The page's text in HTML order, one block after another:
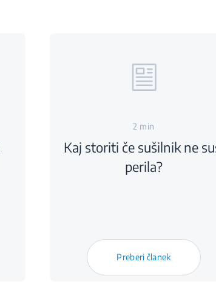
2 min
Kaj storiti če sušilnik ne
perila?
Preberi članek